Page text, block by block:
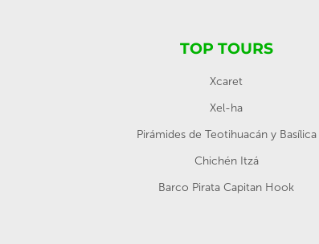
TOP TOURS
Xcaret
Xel-ha
Pirámides de Teotihuacán y Basílica
Chichén Itzá
Barco Pirata Capitan Hook